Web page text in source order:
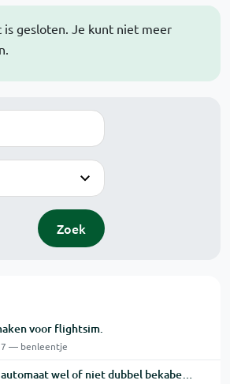
is gesloten. Je kunt niet meer
Zoek
voor flightsim.
— benleentje
Abb busboard automaat wel of niet dubbel bekabelen ?